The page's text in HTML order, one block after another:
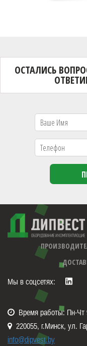
ОСТАЛИСЬ
Мы в соцсетях:
Время работы: Пн-Чт
220055, г.Минск, ул.
info@dipvest.by